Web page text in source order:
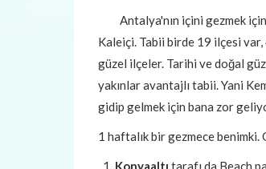
Antalya'nın içini gezmek için
Kaleiçi. Tabii birde 19 ilçesi
güzel ilçeler. Tarihi ve doğal
yakınlar avantajlı tabii. Yani
gidip gelmek için bana zor
1 haftalık bir gezmece benimki.
Konyaaltı tarafı da Beach